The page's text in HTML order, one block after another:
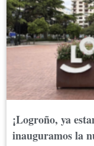
¡Logroño, ya
inauguramos la